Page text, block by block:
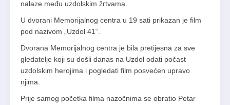
nalaze među uzdolskim žrtvama.
U dvorani Memorijalnog centra u 19 sati prikazan je film
pod nazivom „Uzdol 41“.
Dvorana Memorijalnog centra je bila pretijesna za sve
gledatelje koji su došli danas na Uzdol odati počast
uzdolskim herojima i pogledati film posvećen upravo
njima.
Prije samog početka filma nazočnima se obratio Petar